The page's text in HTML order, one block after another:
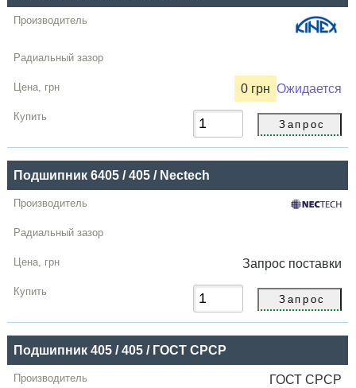
0 грн Ожидается
Подшипник 6405 / 405 / Nectech
Запрос поставки
Подшипник 405 / 405 / ГОСТ СРСР
ГОСТ СРСР